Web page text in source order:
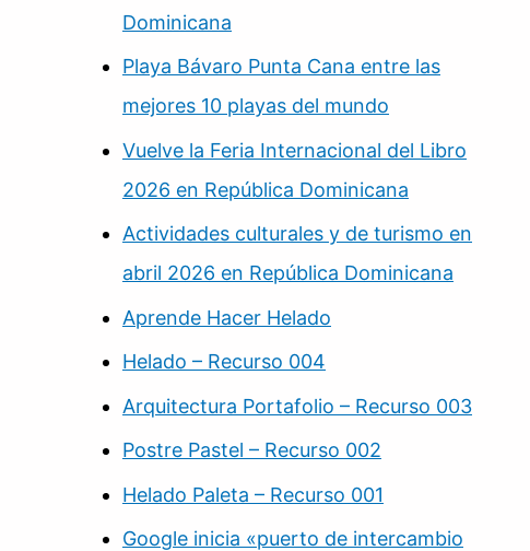
Dominicana
Playa Bávaro Punta Cana entre las
mejores 10 playas del mundo
Vuelve la Feria Internacional del Libro
2026 en República Dominicana
Actividades culturales y de turismo en
abril 2026 en República Dominicana
Aprende Hacer Helado
Helado – Recurso 004
Arquitectura Portafolio – Recurso 003
Postre Pastel – Recurso 002
Helado Paleta – Recurso 001
Google inicia «puerto de intercambio